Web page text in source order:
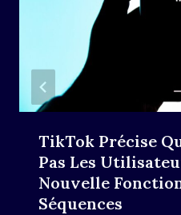
TikTok Précise
Pas Les
Nouvelle
Séquences